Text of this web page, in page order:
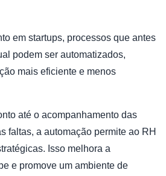
em startups, processos que antes
podem ser automatizados,
mais eficiente e menos
até o acompanhamento das
faltas, a automação permite ao RH
Isso melhora a
e promove um ambiente de